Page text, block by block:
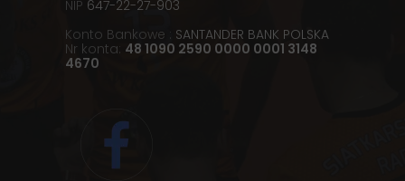
NIP 647-22-27-903
Konto Bankowe : SANTANDER BANK POLSKA
Nr konta: 48 1090 2590 0000 0001 3148
4670